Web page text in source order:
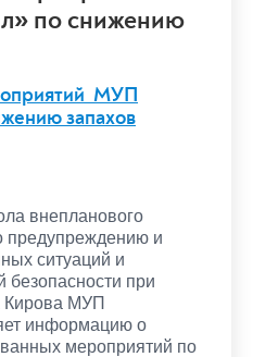
по снижению
МУП
запахов
внепланового
предупреждению и
ситуаций и
при
Кирова МУП
информацию о
мероприятий по